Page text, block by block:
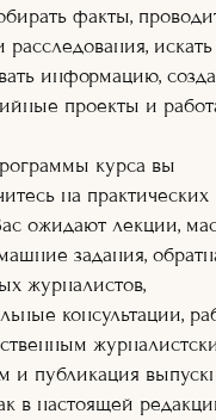
напишет
статью, которая
в одном или
интернет изданиях.
МЕСЯЦА.
с педагогами по
факты,
расследования,
информацию,
проекты и
курса вы
на практических
ожидают лекции,
задания,
журналистов,
консультации,
и публикация
в настоящей